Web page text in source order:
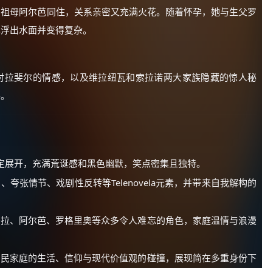
母阿尔芭同住，关系亲密又充满火花。随着怀孕，她与生父罗
出水面并变得复杂。
斐尔的情感，以及维拉纽瓦和索拉诺两大家族隐藏的惊人秘
展开，充满荒诞感和黑色幽默，笑点密集且独特。
夸张情节、戏剧性反转等Telenovela元素，并带来自我解构的
、阿尔芭、罗格里奥等众多令人难忘的角色，家庭温情与浪漫
家庭的生活、信仰与现代价值观的碰撞，展现简在多重身份下
朋友们辛苦了 💦
还有支付宝现金红包、外卖红包、
☕ 海外大侠？通过 Ko-fi 赐茶